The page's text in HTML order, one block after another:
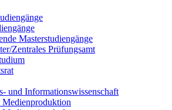
Masterstudiengänge
Zentrales Prüfungsamt
und Informationswissenschaft